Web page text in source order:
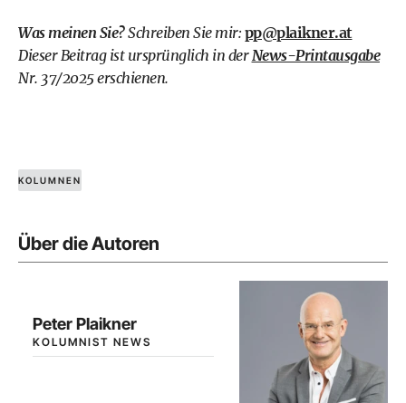
Was meinen Sie?Schreiben Sie mir: pp@plaikner.at
Dieser Beitrag ist ursprünglich in derNews-Printausgabe
Nr. 37/2025 erschienen.
KOLUMNEN
Über die Autoren
Peter Plaikner
KOLUMNIST NEWS